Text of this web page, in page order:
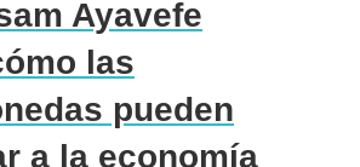
Ayavefe
las
pueden
a la economía